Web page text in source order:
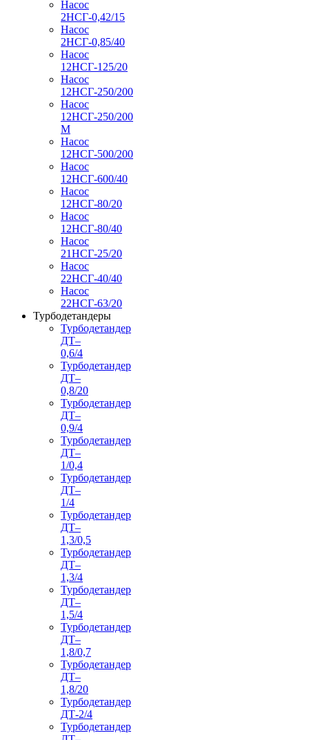
Насос
2НСГ-0,42/15
Насос
2НСГ-0,85/40
Насос
12НСГ-125/20
Насос
12НСГ-250/200
Насос
12НСГ-250/200
М
Насос
12НСГ-500/200
Насос
12НСГ-600/40
Насос
12НСГ-80/20
Насос
12НСГ-80/40
Насос
21НСГ-25/20
Насос
22НСГ-40/40
Насос
22НСГ-63/20
Турбодетандеры
Турбодетандер
ДТ–
0,6/4
Турбодетандер
ДТ–
0,8/20
Турбодетандер
ДТ–
0,9/4
Турбодетандер
ДТ–
1/0,4
Турбодетандер
ДТ–
1/4
Турбодетандер
ДТ–
1,3/0,5
Турбодетандер
ДТ–
1,3/4
Турбодетандер
ДТ–
1,5/4
Турбодетандер
ДТ–
1,8/0,7
Турбодетандер
ДТ–
1,8/20
Турбодетандер
ДТ-2/4
Турбодетандер